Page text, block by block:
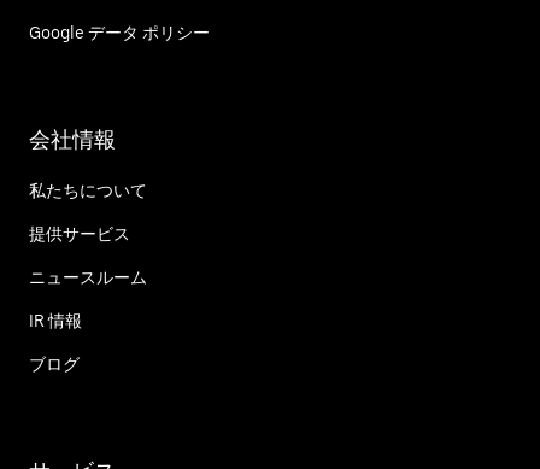
Google データ ポリシー
会社情報
私たちについて
提供サービス
ニュースルーム
IR 情報
ブログ